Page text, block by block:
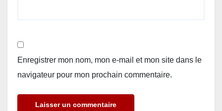
Enregistrer mon nom, mon e-mail et mon site dans le
navigateur pour mon prochain commentaire.